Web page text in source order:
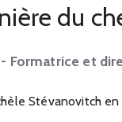
du
Formatrice et
Stévanovitch en